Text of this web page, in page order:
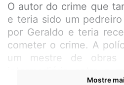
O autor do crime que
e teria sido um
por Geraldo e teria
cometer o crime. A
um mestre de
Mostre